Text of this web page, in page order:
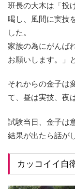
班長の大木は「投
喝し、風間に実技
した。
家族の為にがんば
お願いします。」
それからの金子は
て、昼は実技、夜
試験当日、金子は
結果が出たら話が
カッコイイ自